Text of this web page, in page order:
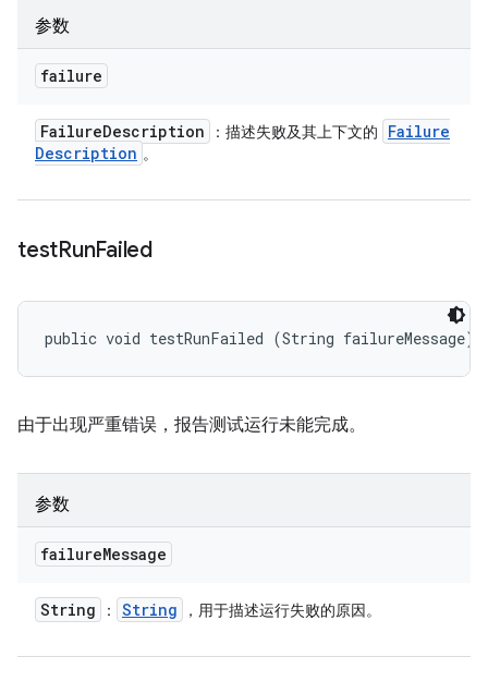
参数
failure
FailureDescription ：描述失败及其上下文的
Failure
Description 。
testRunFailed
public void testRunFailed (String failureMessage)
由于出现严重错误，报告测试运行未能完成。
参数
failureMessage
String ： String ，用于描述运行失败的原因。